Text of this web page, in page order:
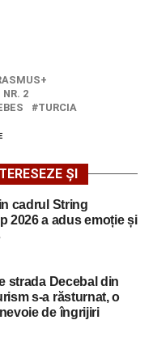
NR. 2
TURCIA
ȘI
cadrul String
2026 a adus emoție și
strada Decebal din
s-a răsturnat, o
de îngrijiri